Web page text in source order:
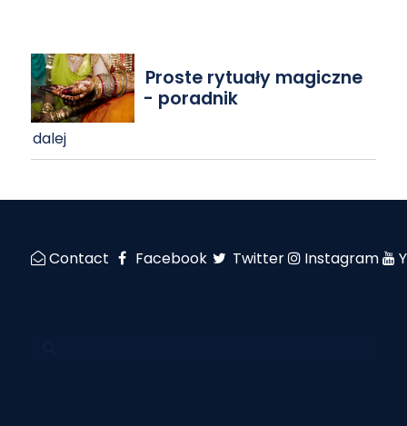
Proste rytuały magiczne
- poradnik
dalej
Contact Facebook Twitter Instagram